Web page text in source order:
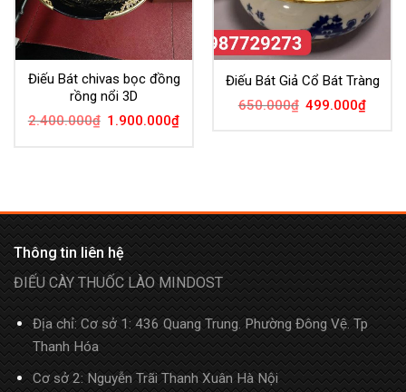
Điếu Bát chivas bọc đồng
rồng nổi 3D
2.400.000₫ 1.900.000₫
Điếu Bát Giả Cổ Bát Tràng
650.000₫ 499.000₫
Thông tin liên hệ
ĐIẾU CÀY THUỐC LÀO MINDOST
Địa chỉ: Cơ sở 1: 436 Quang Trung. Phường Đông Vệ. Tp
Thanh Hóa
Cơ sở 2: Nguyễn Trãi Thanh Xuân Hà Nội